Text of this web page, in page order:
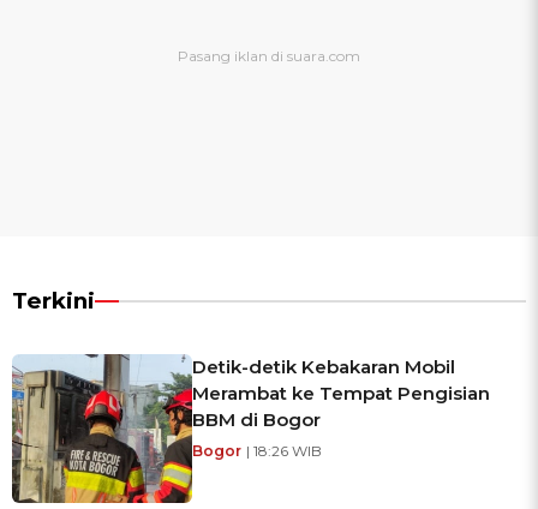
Terkini
Detik-detik Kebakaran Mobil
Merambat ke Tempat Pengisian
BBM di Bogor
Bogor | 18:26 WIB